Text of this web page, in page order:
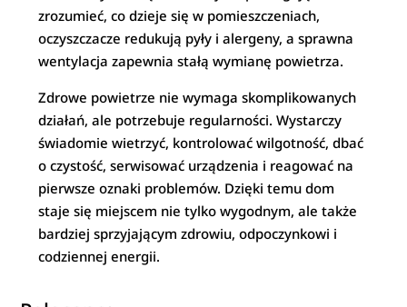
zrozumieć, co dzieje się w pomieszczeniach,
oczyszczacze redukują pyły i alergeny, a sprawna
wentylacja zapewnia stałą wymianę powietrza.
Zdrowe powietrze nie wymaga skomplikowanych
działań, ale potrzebuje regularności. Wystarczy
świadomie wietrzyć, kontrolować wilgotność, dbać
o czystość, serwisować urządzenia i reagować na
pierwsze oznaki problemów. Dzięki temu dom
staje się miejscem nie tylko wygodnym, ale także
bardziej sprzyjającym zdrowiu, odpoczynkowi i
codziennej energii.